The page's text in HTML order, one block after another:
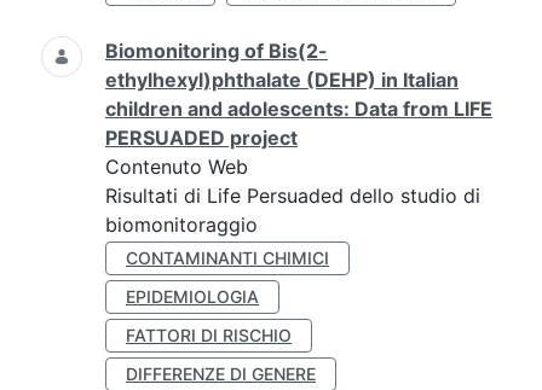
Biomonitoring of Bis(2-
ethylhexyl)phthalate (DEHP) in Italian
children and adolescents: Data from LIFE
PERSUADED project
Contenuto Web
Risultati di Life Persuaded dello studio di
biomonitoraggio
CONTAMINANTI CHIMICI
EPIDEMIOLOGIA
FATTORI DI RISCHIO
DIFFERENZE DI GENERE